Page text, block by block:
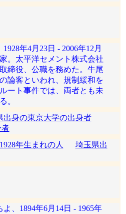
年4月23日 - 2006年12月
。太平洋セメント株式会社
締役、公職を務めた。牛尾
論客といわれ、規制緩和を
ート事件では、両者とも未
。
出身の東京大学の出身者
1928年生まれの人
埼玉県出
、1894年6月14日 - 1965年